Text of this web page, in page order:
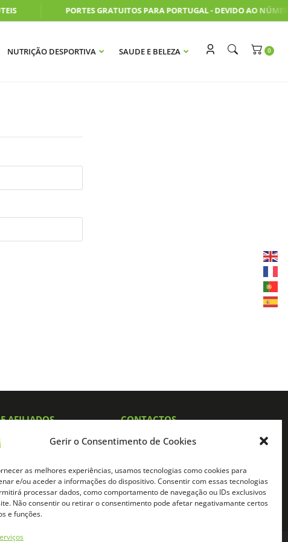
Gerir o Consentimento de Cookies
as melhores experiências, usamos tecnologias como cookies para
e/ou aceder a informações do dispositivo. Consentir com essas tecnologias
processar dados, como comportamento de navegação ou IDs exclusivos
Não consentir ou retirar o consentimento pode afetar negativamante certos
e funções.
PORTES GRATUITOS PARA PORTUGAL - DEVIDO AO
NUTRIÇÃO DESPORTIVA SAUDE E BELEZA
AFILIADOS
Afiliado
de Afiliado
CONTACTOS
(+351) 931630638*
Chamada para rede móvel digital